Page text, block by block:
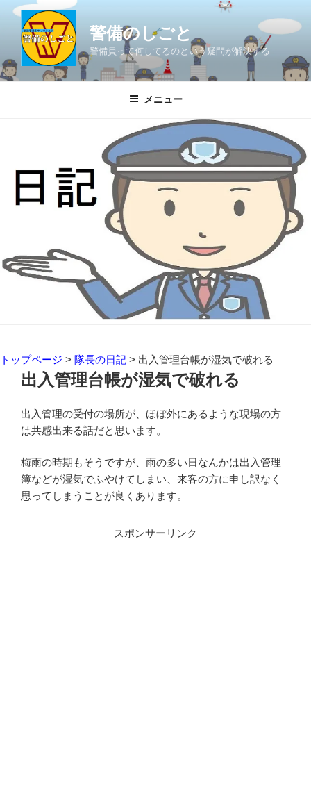
ン
ツ
警備のしごと
警備員って何してるのという疑問が解決する
メニュー
トップページ > 隊長の日記 > 出入管理台帳が湿気で破れる
出入管理台帳が湿気で破れる
出入管理の受付の場所が、ほぼ外にあるような現場の方
は共感出来る話だと思います。
梅雨の時期もそうですが、雨の多い日なんかは出入管理
簿などが湿気でふやけてしまい、来客の方に申し訳なく
思ってしまうことが良くあります。
スポンサーリンク